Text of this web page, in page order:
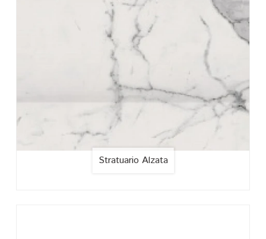
Stratuario Alzata